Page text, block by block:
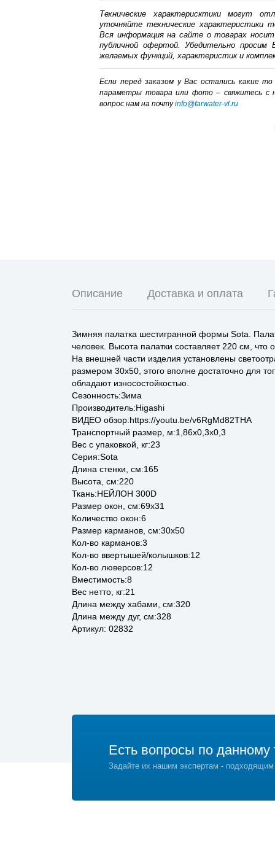
Технические характерисктики могут
уточняйте технические характеристики
Вся информация на сайте о товарах
публичной офертой. Убедительно просим
желаемых функций, характеристик и
Если перед заказом у Вас остались какие
параметры товара или фото – cвяжитесь с
вопрос нам на почтуinfo@farwater-vl.ru
Описание Доставка и оплата
Зимняя палатка шестигранной формы Sota.
человек. Высота палатки составляет 220 см,
На внешней части изделия установлены
размером 30x50, этого вполне достаточно для
обладают износостойкостью.
Сезонность:Зима
Производитель:Higashi
ВИДЕО обзор:https://youtu.be/v6RgMd82THA
Транспортный размер, м:1,86x0,3x0,3
Вес с упаковкой, кг:23
Серия:Sota
Длина стенки, см:165
Высота, см:220
Ткань:НЕЙЛОН 300D
Размер окон, см:69x31
Количество окон:6
Размер карманов, см:30x50
Кол-во карманов:3
Кол-во ввертышей/колышков:12
Кол-во люверсов:12
Вместимость:8
Вес нетто, кг:21
Длина между хабами, см:320
Длина между дуг, см:328
Артикул: 02832
Есть вопросы по данному
Задайте их нашим экспертам -